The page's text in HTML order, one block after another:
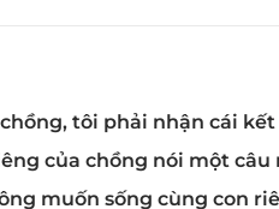
tôi phải nhận cái
của chồng nói một
muốn sống cùng con